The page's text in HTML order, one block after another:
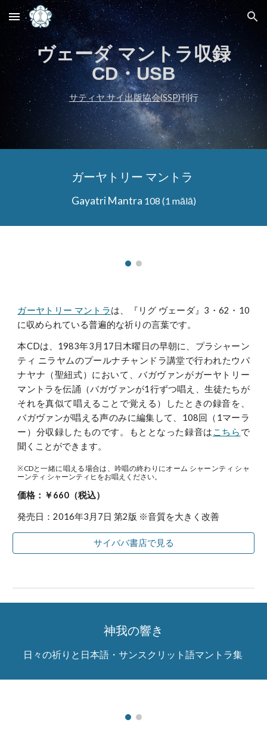
Skip to main content Skip to navigation
ヴェーダ マントラ収録
CD・USB
サティヤ サイ出版協会(SSP)刊行
ガーヤトリー マントラ
Gayatri Mantra 108 (1 mālā)
ガーヤトリー マントラは、『リグ ヴェーダ』3・62・10
に収められている普遍的な祈りの言葉です。
本CDは、1983年3月17日木曜日の早朝に、プラシャーン
ティ ニラヤムのプールナチャンドラ講堂で行われたウパ
ナヤナ（聖紐式）において、バガヴァンがガーヤトリー
マントラを伝誦（バガヴァンが1行ずつ唱え、生徒たちが
それを真似て唱えることで覚える）したときの録音を、
バガヴァンが唱える声のみに編集して、108回（1マーラ
ー）分収録したものです。もととなった録音は こちら で
聞くことができます。
※CDと一緒に唱える場合は、吟唱の終わりにオーム シャーンティ シャ
ーンティ シャーンティヒをお唱えください。
価格：￥660（税込）
発売日：2016年3月7日 第2版 ※音質を大きく改善
サイババ書店で見る
神我の響き
日々の祈りと日本語・サンスクリット語マントラ集